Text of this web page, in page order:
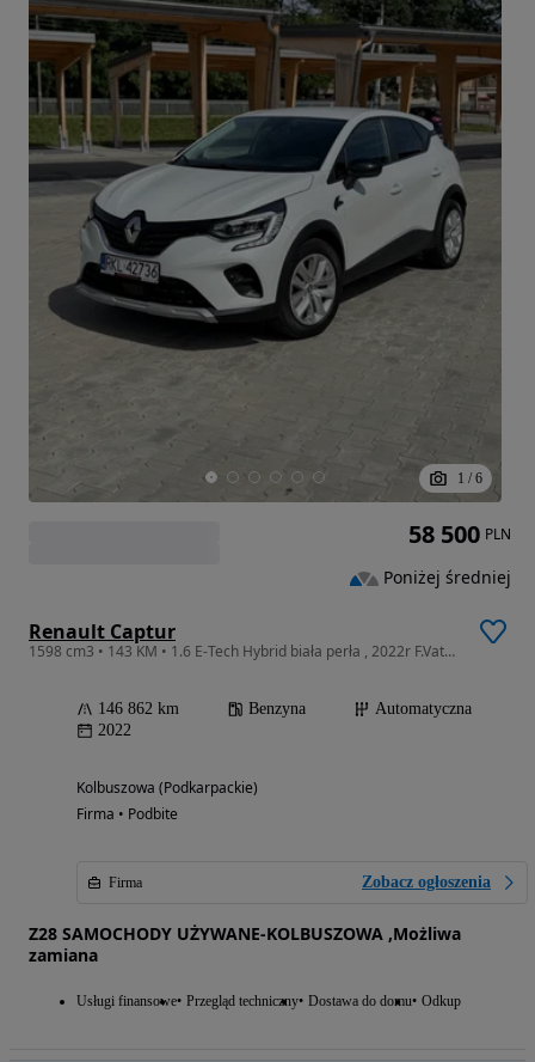
1 / 6
Renault Captur
1598 cm3 • 143 KM • 1.6 E-Tech Hybrid biała perła , 2022r F.Vat23%
146 862 km Benzyna
Automatyczna
2022
Kolbuszowa (Podkarpackie)
Firma • Podbite
Firma Zobacz ogłoszenia
Z28 SAMOCHODY UŻYWANE-KOLBUSZOWA ,Możliwa
zamiana
Usługi finansowe Przegląd techniczny Dostawa do domu Odkup
58 500 PLN
Poniżej średniej